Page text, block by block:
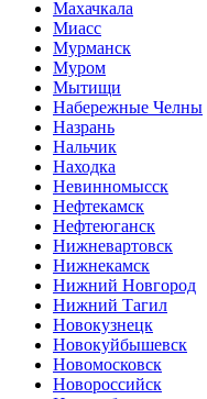
Махачкала
Миасс
Мурманск
Муром
Мытищи
Набережные Челны
Назрань
Нальчик
Находка
Невинномысск
Нефтекамск
Нефтеюганск
Нижневартовск
Нижнекамск
Нижний Новгород
Нижний Тагил
Новокузнецк
Новокуйбышевск
Новомосковск
Новороссийск